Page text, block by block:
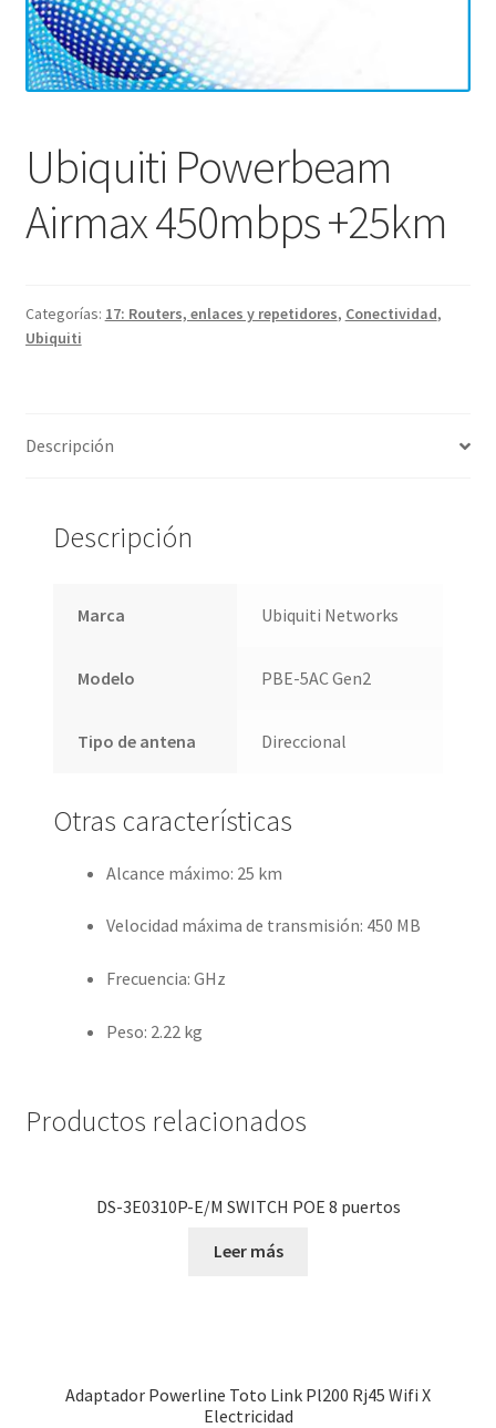
Ubiquiti Powerbeam
Airmax 450mbps +25km
Categorías: 17: Routers, enlaces y repetidores, Conectividad,
Ubiquiti
Descripción
Descripción
Marca Ubiquiti Networks
Modelo PBE-5AC Gen2
Tipo de antena Direccional
Otras características
Alcance máximo: 25 km
Velocidad máxima de transmisión: 450 MB
Frecuencia: GHz
Peso: 2.22 kg
Productos relacionados
DS-3E0310P-E/M SWITCH POE 8 puertos
Leer más
Adaptador Powerline Toto Link Pl200 Rj45 Wifi X
Electricidad